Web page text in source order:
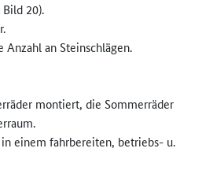
20).
an Steinschlägen.
montiert, die Sommerräder
einem fahrbereiten, betriebs- u.